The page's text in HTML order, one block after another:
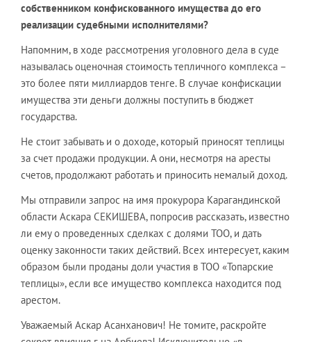
собственником конфискованного имущества до его
реализации судебными исполнителями?
Напомним, в ходе рассмотрения уголовного дела в суде
называлась оценочная стоимость тепличного комплекса –
это более пяти миллиардов тенге. В случае конфискации
имущества эти деньги должны поступить в бюджет
государства.
Не стоит забывать и о доходе, который приносят теплицы
за счет продажи продукции. А они, несмотря на аресты
счетов, продолжают работать и приносить немалый доход.
Мы отправили запрос на имя прокурора Карагандинской
области Аскара СЕКИШЕВА, попросив рассказать, известно
ли ему о проведенных сделках с долями ТОО, и дать
оценку законности таких действий. Всех интересует, каким
образом были проданы доли участия в ТОО «Топарские
теплицы», если все имущество комплекса находится под
арестом.
Уважаемый Аскар Асанханович! Не томите, раскройте